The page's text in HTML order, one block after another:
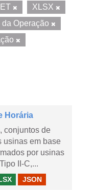
XLSX
Operação
Horária
conjuntos de
usinas em base
por usinas
II-C,...
JSON